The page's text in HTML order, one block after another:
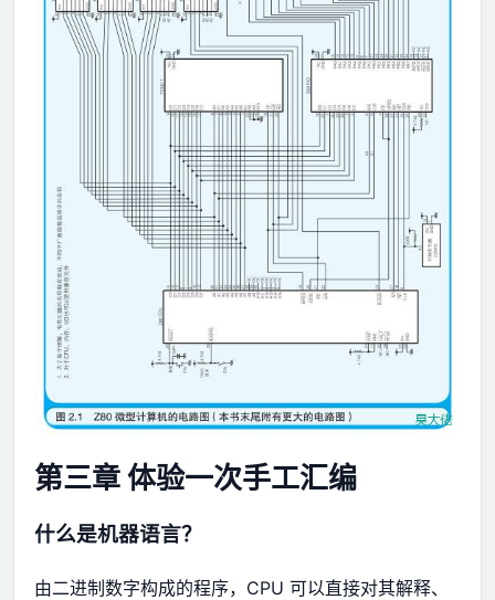
第三章 体验一次手工汇编
什么是机器语言？
由二进制数字构成的程序，CPU 可以直接对其解释、